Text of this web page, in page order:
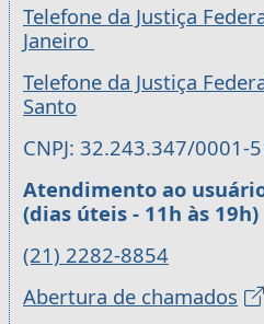
Telefone da Justiça
Janeiro
Telefone da Justiça
Santo
CNPJ: 32.243.347/0001-
Atendimento ao
(dias úteis - 11h às 19h)
(21) 2282-8854
Abertura de chamados